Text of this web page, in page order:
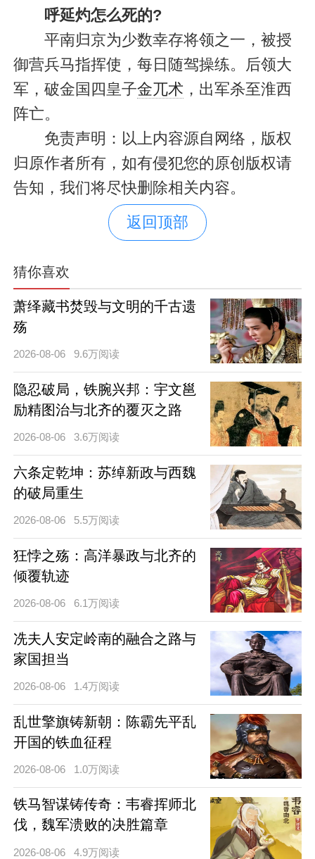
呼延灼怎么死的?
平南归京为少数幸存将领之一，被授
御营兵马指挥使，每日随驾操练。后领大
军，破金国四皇子金兀术 ，出军杀至淮西
阵亡。
免责声明：以上内容源自网络，版权
归原作者所有，如有侵犯您的原创版权请
告知，我们将尽快删除相关内容。
返回顶部
猜你喜欢
萧绎藏书焚毁与文明的千古遗
殇
2026-08-06 9.6万阅读
隐忍破局，铁腕兴邦：宇文邕
励精图治与北齐的覆灭之路
2026-08-06 3.6万阅读
六条定乾坤：苏绰新政与西魏
的破局重生
2026-08-06 5.5万阅读
狂悖之殇：高洋暴政与北齐的
倾覆轨迹
2026-08-06 6.1万阅读
冼夫人安定岭南的融合之路与
家国担当
2026-08-06 1.4万阅读
乱世擎旗铸新朝：陈霸先平乱
开国的铁血征程
2026-08-06 1.0万阅读
铁马智谋铸传奇：韦睿挥师北
伐，魏军溃败的决胜篇章
2026-08-06 4.9万阅读